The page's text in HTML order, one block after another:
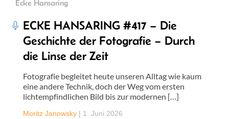
Ecke Hansaring
ECKE HANSARING #417 – Die
Geschichte der Fotografie – Durch
die Linse der Zeit
Fotografie begleitet heute unseren Alltag wie kaum
eine andere Technik, doch der Weg vom ersten
lichtempfindlichen Bild bis zur modernen […]
Moritz Janowsky | 1. Juni 2026